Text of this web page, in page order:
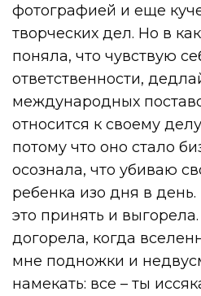
фотографией и еще
творческих дел. Но в
поняла, что чувствую
ответственности,
международных
относится к своему
потому что оно стало
осознала, что убиваю
ребенка изо дня в
это принять и
догорела, когда
мне подножки и
намекать: все – ты